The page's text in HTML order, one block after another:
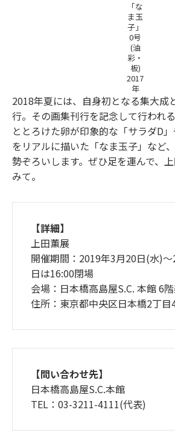
「な
ま玉
子」
0号
(油
彩・
板)
2017
年
2018年夏には、自身初となる集大成
行。その画集刊行を記念して行われ
ととろけた卵が印象的な「サラダD
をリアルに描いた「なま玉子」など
勢ぞろいします。ぜひ足を運んで、
みて。
【詳細】
上田薫展
開催期間：2019年3月20日(水)
日は16:00閉場
会場：日本橋高島屋S.C. 本館 6
住所：東京都中央区日本橋2丁目
【問い合わせ先】
日本橋高島屋S.C.本館
TEL：03-3211-4111(代表)